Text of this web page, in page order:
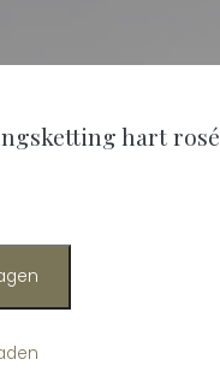
hart rosé
hart rosé aantal